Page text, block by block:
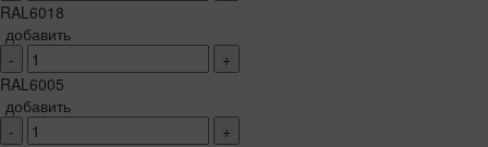
RAL6018
добавить
-
+
RAL6005
добавить
-
+